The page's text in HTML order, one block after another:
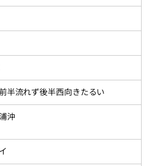
流れず後半西向きたるい
沖